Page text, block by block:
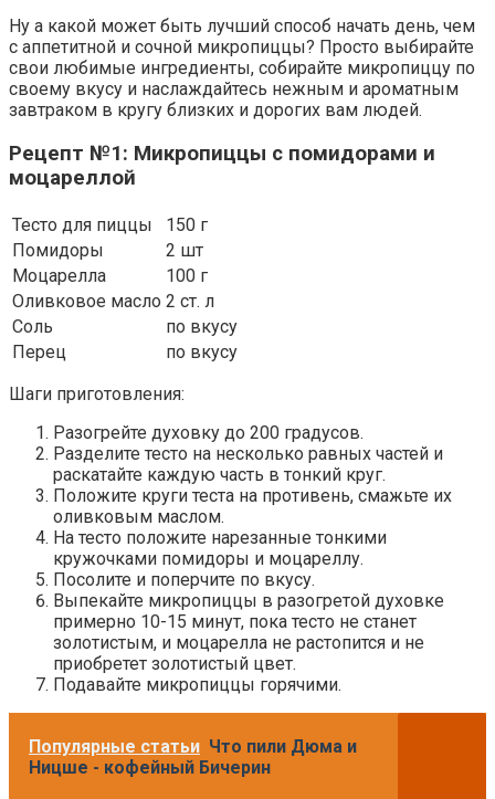
Ну а какой может быть лучший способ начать день, чем
с аппетитной и сочной микропиццы? Просто выбирайте
свои любимые ингредиенты, собирайте микропиццу по
своему вкусу и наслаждайтесь нежным и ароматным
завтраком в кругу близких и дорогих вам людей.
Рецепт №1: Микропиццы с помидорами и
моцареллой
Тесто для пиццы
150 г
Помидоры
2 шт
Моцарелла
100 г
Оливковое масло 2 ст. л
Соль
по вкусу
Перец
по вкусу
Шаги приготовления:
Разогрейте духовку до 200 градусов.
Разделите тесто на несколько равных частей и
раскатайте каждую часть в тонкий круг.
Положите круги теста на противень, смажьте их
оливковым маслом.
На тесто положите нарезанные тонкими
кружочками помидоры и моцареллу.
Посолите и поперчите по вкусу.
Выпекайте микропиццы в разогретой духовке
примерно 10-15 минут, пока тесто не станет
золотистым, и моцарелла не растопится и не
приобретет золотистый цвет.
Подавайте микропиццы горячими.
Популярные статьи Что пили Дюма и
Ницше - кофейный Бичерин